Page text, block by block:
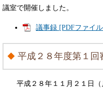
議室で開催しました。
議事録 [PDFファイ
平成２８年度第１回
平成２８年１１月２１日